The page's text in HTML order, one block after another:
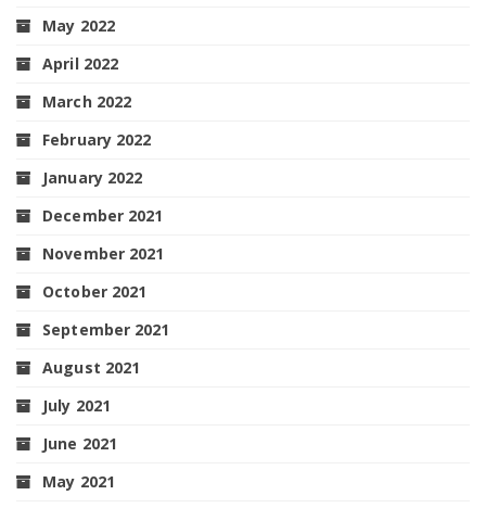
May 2022
April 2022
March 2022
February 2022
January 2022
December 2021
November 2021
October 2021
September 2021
August 2021
July 2021
June 2021
May 2021